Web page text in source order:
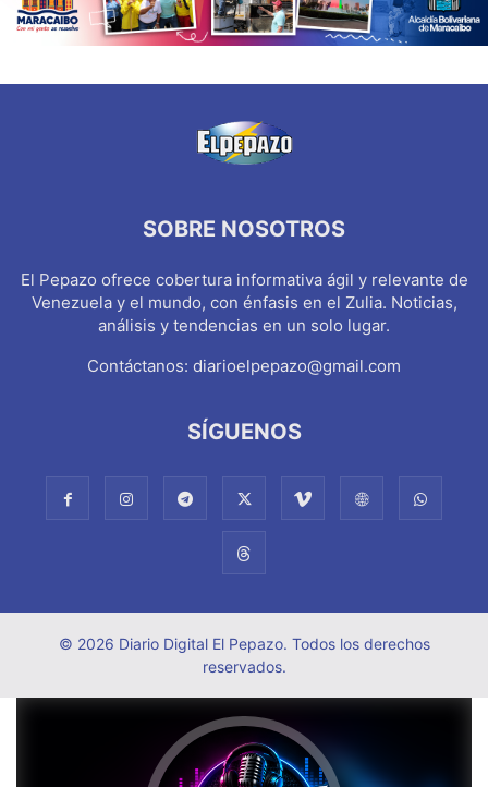
SOBRE NOSOTROS
El Pepazo ofrece cobertura informativa ágil y relevante de
Venezuela y el mundo, con énfasis en el Zulia. Noticias,
análisis y tendencias en un solo lugar.
Contáctanos: diarioelpepazo@gmail.com
SÍGUENOS
© 2026 Diario Digital El Pepazo. Todos los derechos
reservados.